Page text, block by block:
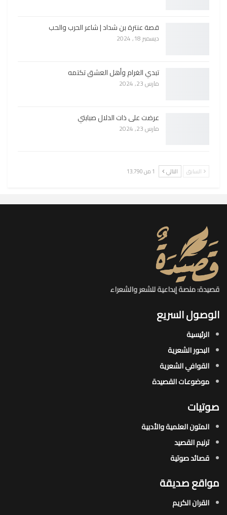
قصة عنترة بن شداد | شاعر الحرب والحب
ديسمبر 18, 2024
تبدي الغرام وأهل العشق تكتمه
مارس 23, 2024
عرضت على ذات الدلال صبابتي
مارس 23, 2024
السابق التالي 1 من 13٬790
قصيدة: منصة إبداعية للشعر والشعراء
الوصول السريع
الرئيسية
البحور الشعرية​
القوافي الشعرية​
موضوعات القصيدة​
صوتيات
المتون العلمية والأدبية
ترنيم القصيد
قصائد صوتية
مواقع صديقة
القران الكريم